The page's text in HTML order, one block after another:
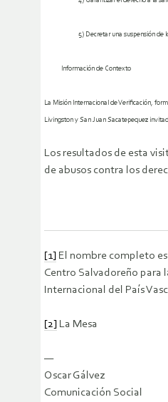
5) Decretar una suspensión de
Información de Contexto
La Misión Internacional de Verificación,
Livingston y San Juan Sacatepequez
Los resultados de esta
de abusos contra los
[1] El nombre completo
Centro Salvadoreño para
Internacional del País
[2] La Mesa
—
Oscar Gálvez
Comunicación Social